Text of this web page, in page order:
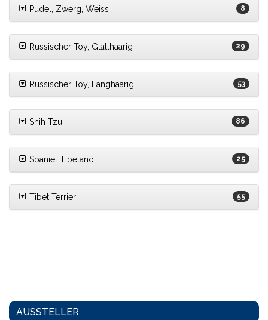
Pudel, Zwerg, Weiss 8
Russischer Toy, Glatthaarig 29
Russischer Toy, Langhaarig 53
Shih Tzu 86
Spaniel Tibetano 25
Tibet Terrier 55
AUSSTELLER